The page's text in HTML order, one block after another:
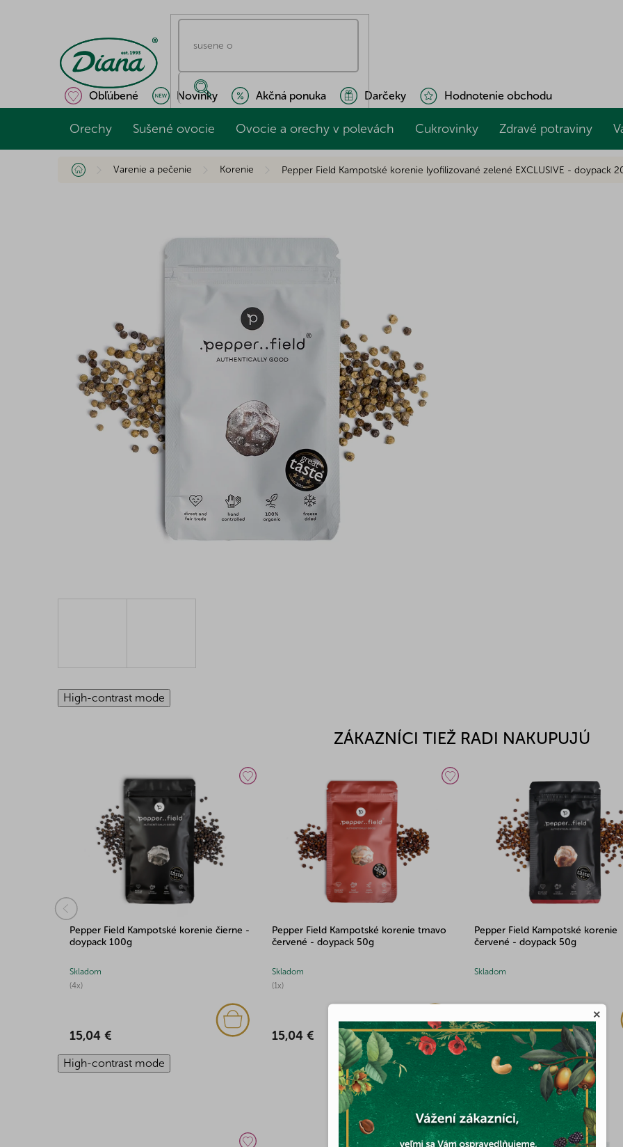
Obľúbené Novinky Akčná ponuka Darčeky Hodnotenie obchodu
Orechy Sušené ovocie Ovocie a orechy v polevách Cukrovinky Zdravé potraviny
DomovVarenie a pečenie Korenie Pepper Field Kampotské korenie lyofilizované zelené EXCLUSIVE - doypack
High-contrast mode
ZÁKAZNÍCI TIEŽ RADI NAKUPUJÚ
Pepper Field Kampotské korenie čierne -
doypack 100g
(4x)
Skladom
15,04 €
Pepper Field Kampotské korenie tmavo
červené - doypack 50g
(1x)
Skladom
15,04 €
Pepper Field Kampotské korenie
červené - doypack 50g
Skladom
11,69 €
High-contrast mode
MOHLO BY VÁS ZAUJÍMAŤ
×